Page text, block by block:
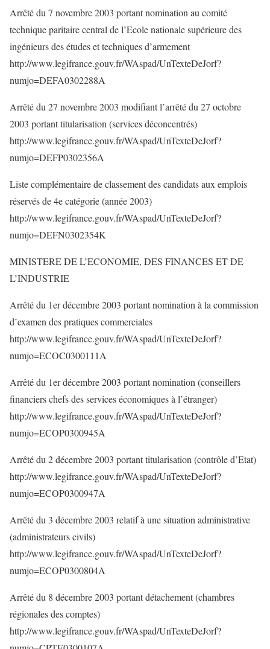
Arrêté du 7 novembre 2003 portant nomination au comité
technique paritaire central de l’Ecole nationale supérieure des
ingénieurs des études et techniques d’armement
http://www.legifrance.gouv.fr/WAspad/UnTexteDeJorf?
numjo=DEFA0302288A
Arrêté du 27 novembre 2003 modifiant l’arrêté du 27 octobre
2003 portant titularisation (services déconcentrés)
http://www.legifrance.gouv.fr/WAspad/UnTexteDeJorf?
numjo=DEFP0302356A
Liste complémentaire de classement des candidats aux emplois
réservés de 4e catégorie (année 2003)
http://www.legifrance.gouv.fr/WAspad/UnTexteDeJorf?
numjo=DEFN0302354K
MINISTERE DE L’ECONOMIE, DES FINANCES ET DE
L’INDUSTRIE
Arrêté du 1er décembre 2003 portant nomination à la commission
d’examen des pratiques commerciales
http://www.legifrance.gouv.fr/WAspad/UnTexteDeJorf?
numjo=ECOC0300111A
Arrêté du 1er décembre 2003 portant nomination (conseillers
financiers chefs des services économiques à l’étranger)
http://www.legifrance.gouv.fr/WAspad/UnTexteDeJorf?
numjo=ECOP0300945A
Arrêté du 2 décembre 2003 portant titularisation (contrôle d’Etat)
http://www.legifrance.gouv.fr/WAspad/UnTexteDeJorf?
numjo=ECOP0300947A
Arrêté du 3 décembre 2003 relatif à une situation administrative
(administrateurs civils)
http://www.legifrance.gouv.fr/WAspad/UnTexteDeJorf?
numjo=ECOP0300804A
Arrêté du 8 décembre 2003 portant détachement (chambres
régionales des comptes)
http://www.legifrance.gouv.fr/WAspad/UnTexteDeJorf?